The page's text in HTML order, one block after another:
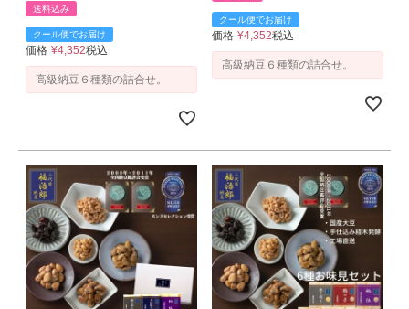
送料込み
クール便でお届け
価格 ¥4,352税込
高級納豆６種類の詰合せ。
クール便でお届け
価格 ¥4,352税込
高級納豆６種類の詰合せ。